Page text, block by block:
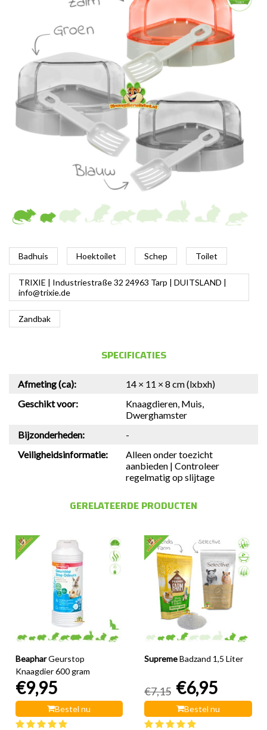
Badhuis Hoektoilet Schep Toilet
TRIXIE | Industriestraße 32 24963 Tarp | DUITSLAND |
info@trixie.de
Zandbak
SPECIFICATIES
Afmeting (ca):
14 × 11 × 8 cm (lxbxh)
Geschikt voor:
Knaagdieren, Muis,
Dwerghamster
Bijzonderheden:
-
Veiligheidsinformatie:
Alleen onder toezicht
aanbieden | Controleer
regelmatig op slijtage
GERELATEERDE PRODUCTEN
Beaphar Geurstop
Knaagdier 600 gram
€9,95
Bestel nu
SupremeBadzand 1,5 Liter
€7,15 €6,95
Bestel nu